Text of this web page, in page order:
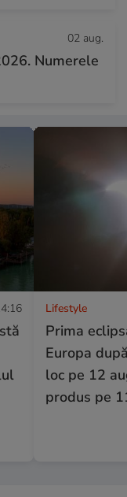
02 aug.
Numerele
Lifestyle
Prima
Europa
loc pe 12
produs pe